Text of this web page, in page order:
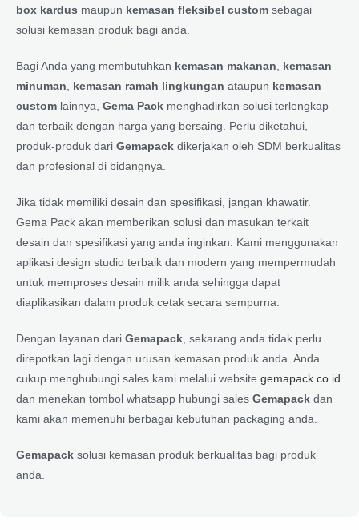
box kardus maupun kemasan fleksibel custom sebagai
solusi kemasan produk bagi anda.
Bagi Anda yang membutuhkan kemasan makanan
kemasan
minuman
kemasan ramah lingkungan ataupun kemasan
custom lainnya, Gema Pack menghadirkan solusi terlengkap
dan terbaik dengan harga yang bersaing. Perlu diketahui,
produk-produk dari Gemapack dikerjakan oleh SDM berkualitas
dan profesional di bidangnya.
Jika tidak memiliki desain dan spesifikasi, jangan khawatir.
Gema Pack akan memberikan solusi dan masukan terkait
desain dan spesifikasi yang anda inginkan. Kami menggunakan
aplikasi design studio terbaik dan modern yang mempermudah
untuk memproses desain milik anda sehingga dapat
diaplikasikan dalam produk cetak secara sempurna.
Dengan layanan dari Gemapack , sekarang anda tidak perlu
direpotkan lagi dengan urusan kemasan produk anda. Anda
cukup menghubungi sales kami melalui website gemapack.co.id
dan menekan tombol whatsapp hubungi sales Gemapack dan
kami akan memenuhi berbagai kebutuhan packaging anda.
Gemapack solusi kemasan produk berkualitas bagi produk
anda.